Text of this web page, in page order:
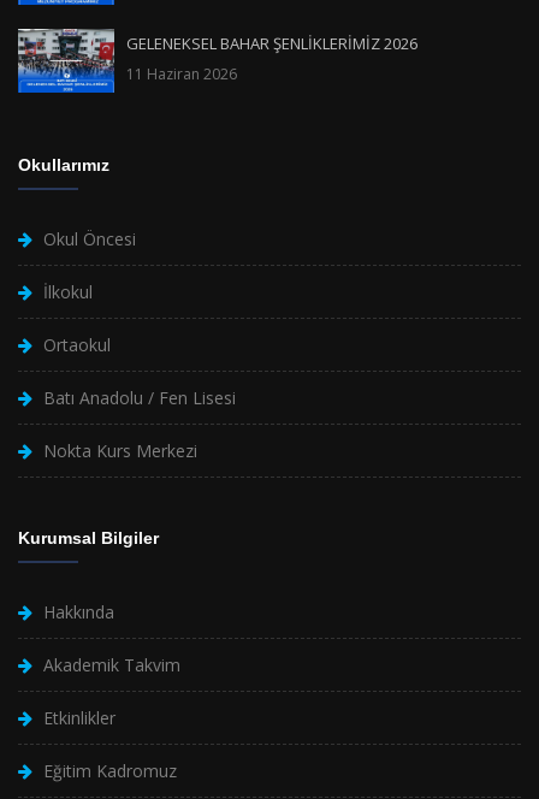
GELENEKSEL BAHAR ŞENLİKLERİMİZ 2026
11 Haziran 2026
Okullarımız
Okul Öncesi
İlkokul
Ortaokul
Batı Anadolu / Fen Lisesi
Nokta Kurs Merkezi
Kurumsal Bilgiler
Hakkında
Akademik Takvim
Etkinlikler
Eğitim Kadromuz